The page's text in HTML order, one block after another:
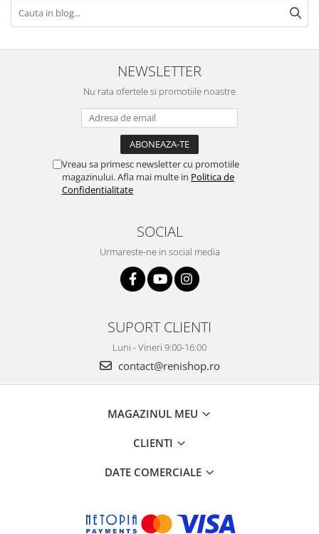
NEWSLETTER
Nu rata ofertele si promotiile noastre
Vreau sa primesc newsletter cu promotiile
magazinului. Afla mai multe in Politica de
Confidentialitate
SOCIAL
Urmareste-ne in social media
SUPORT CLIENTI
Luni - Vineri 9:00-16:00
contact@renishop.ro
MAGAZINUL MEU
CLIENTI
DATE COMERCIALE